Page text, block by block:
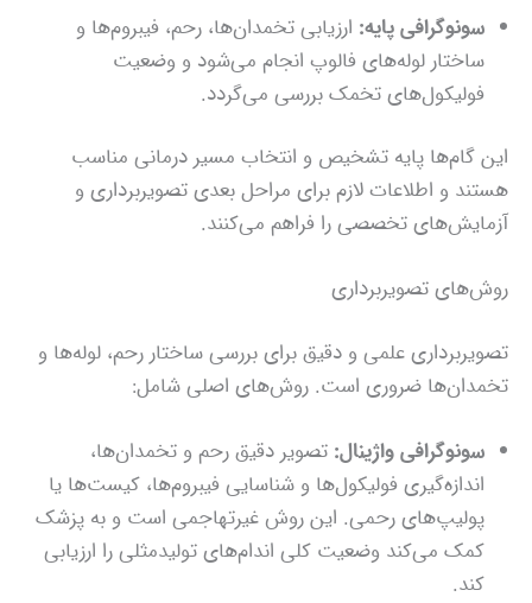
سونوگرافی پایه: ارزیابی تخمدان‌ها، رحم، فیبروم‌ها و
ساختار لوله‌های فالوپ انجام می‌شود و وضعیت
فولیکول‌های تخمک بررسی می‌گردد.
این گام‌ها پایه تشخیص و انتخاب مسیر درمانی مناسب
هستند و اطلاعات لازم برای مراحل بعدی تصویربرداری و
آزمایش‌های تخصصی را فراهم می‌کنند.
روش‌های تصویربرداری
تصویربرداری علمی و دقیق برای بررسی ساختار رحم، لوله‌ها و
تخمدان‌ها ضروری است. روش‌های اصلی شامل:
سونوگرافی واژینال: تصویر دقیق رحم و تخمدان‌ها،
اندازه‌گیری فولیکول‌ها و شناسایی فیبروم‌ها، کیست‌ها یا
پولیپ‌های رحمی. این روش غیرتهاجمی است و به پزشک
کمک می‌کند وضعیت کلی اندام‌های تولیدمثلی را ارزیابی
کند.